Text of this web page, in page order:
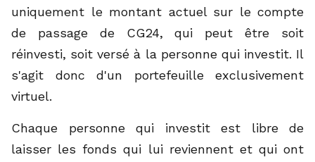
uniquement le montant actuel sur le compte
de passage de CG24, qui peut être soit
réinvesti, soit versé à la personne qui investit. Il
s'agit donc d'un portefeuille exclusivement
virtuel.
Chaque personne qui investit est libre de
laisser les fonds qui lui reviennent et qui ont